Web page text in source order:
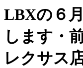
LBXの６
します・
レクサス